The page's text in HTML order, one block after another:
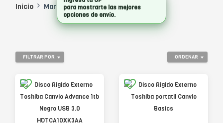
Inicio Marca TOSHIBA STORAGE
ORDENAR
FILTRAR POR
Ingresa tu CP
para mostrarte las mejores
opciones de envío.